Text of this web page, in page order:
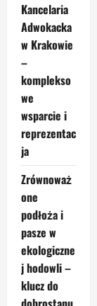
Kancelaria
Adwokacka
w Krakowie
–
komplekso
we
wsparcie i
reprezentac
ja
Zrównoważ
one
podłoża i
pasze w
ekologiczne
j hodowli –
klucz do